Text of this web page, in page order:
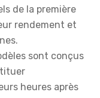
de la première
rendement et
sont conçus
heures après